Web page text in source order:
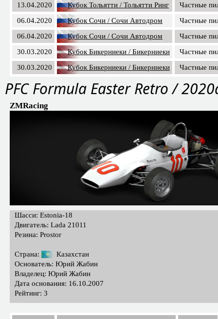
13.04.2020
Кубок Тольятти / Тольятти Ринг
Частные
06.04.2020
Кубок Сочи / Сочи Автодром
Частные
06.04.2020
Кубок Сочи / Сочи Автодром
Частные
30.03.2020
Кубок Бикерниеки / Бикерниеки
Частные
30.03.2020
Кубок Бикерниеки / Бикерниеки Частные
PFС Formula Easter Retro /
ZMRacing
Шасси: Estonia-18
Двигатель: Lada 21011
Резина: Prostor
Страна:
Казахстан
Основатель: Юрий Жабин
Владелец: Юрий Жабин
Дата основания: 16.10.2007
Рейтинг: 3